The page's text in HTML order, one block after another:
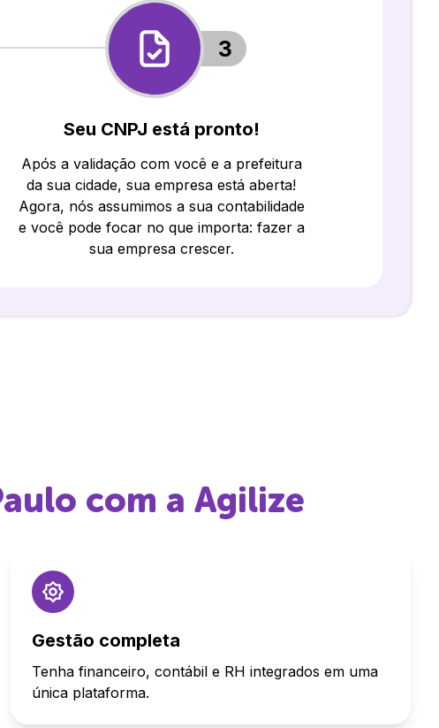
3
Seu CNPJ está pronto!
Após a validação com você e a prefeitura
da sua cidade, sua empresa está aberta!
Agora, nós assumimos a sua contabilidade
e você pode focar no que importa: fazer a
sua empresa crescer.
com a Agilize
Gestão completa
Tenha financeiro, contábil e RH integrados em uma
única plataforma.